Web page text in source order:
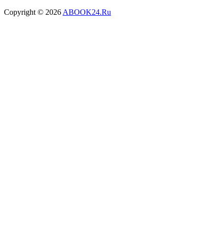
Copyright © 2026 ABOOK24.Ru